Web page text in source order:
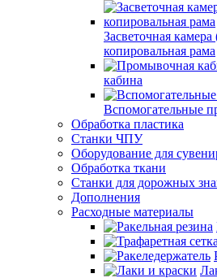
Засветочная
копировальная рама
кабина
Вспомогательные
Обработка пластика
Станки ЧПУ
Оборудование для
Обработка ткани
Станки для дорожных
Дополнения
Расходные материалы